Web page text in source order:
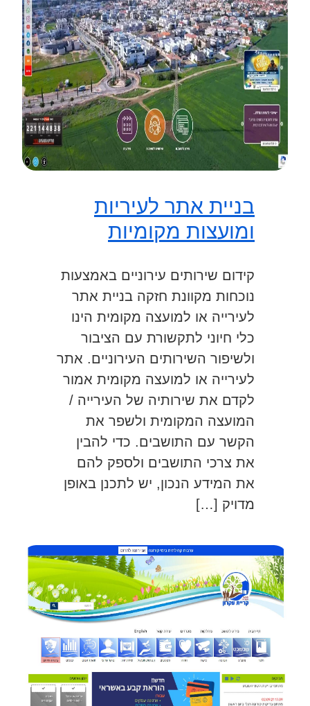
בניית אתר לעיריות
ומועצות מקומיות
קידום שירותים עירוניים באמצעות
נוכחות מקוונת חזקה בניית אתר
לעירייה או למועצה מקומית הינו
כלי חיוני לתקשורת עם הציבור
ולשיפור השירותים העירוניים. אתר
לעירייה או למועצה מקומית אמור
לקדם את שירותיה של העירייה /
המועצה המקומית ולשפר את
הקשר עם התושבים. כדי להבין
את צרכי התושבים ולספק להם
את המידע הנכון, יש לתכנן באופן
מדויק […]